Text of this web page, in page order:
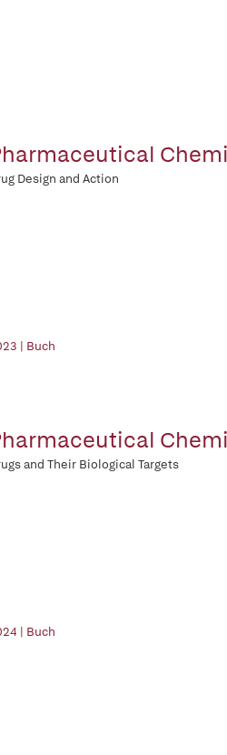
Design and Action
| Buch
and Their Biological Targets
| Buch